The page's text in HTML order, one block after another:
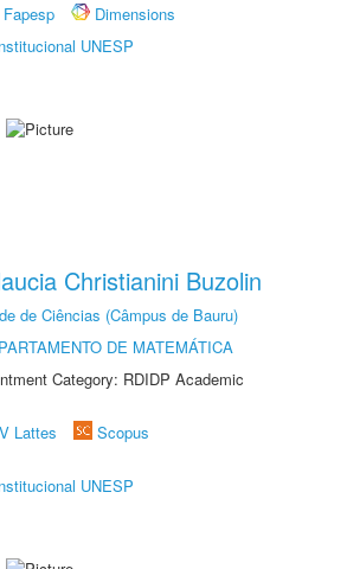
Fapesp
Dimensions
UNESP
Christianini Buzolin
de Ciências (Câmpus de Bauru)
DE MATEMÁTICA
Category: RDIDP Academic
Lattes
Scopus
UNESP